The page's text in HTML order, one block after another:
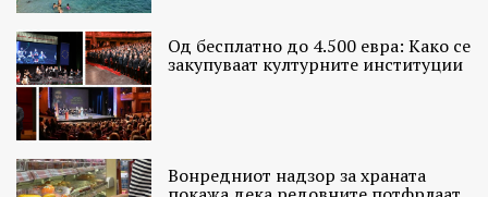
Од бесплатно до 4.500 евра: Како се
закупуваат културните институции
Вонредниот надзор за храната